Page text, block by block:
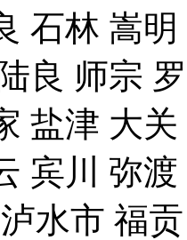
石林 嵩
良 师宗
盐津 大
宾川 弥
水市 福